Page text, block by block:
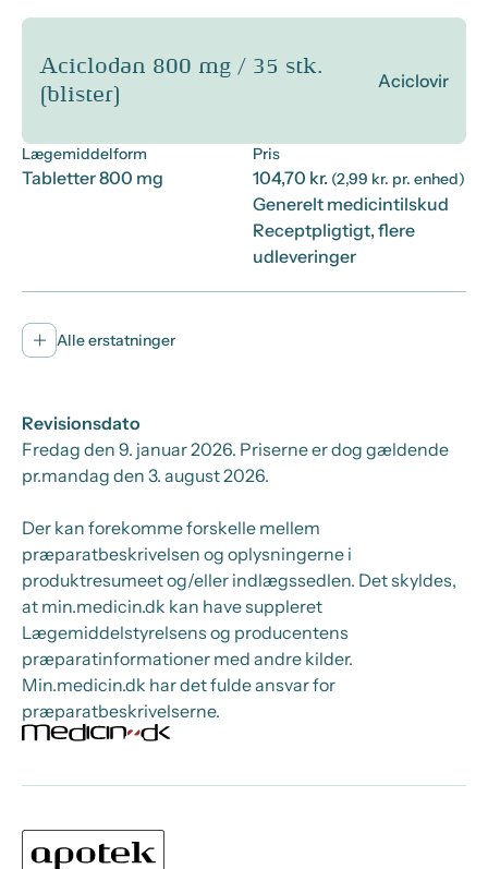
Aciclodan 800 mg / 35 stk.
(blister)
Aciclovir
Lægemiddelform
Tabletter 800 mg
Pris
104,70 kr. (2,99 kr. pr. enhed)
Generelt medicintilskud
Receptpligtigt, flere
udleveringer
Alle erstatninger
Revisionsdato
Fredag den 9. januar 2026. Priserne er dog gældende
pr.mandag den 3. august 2026.
Der kan forekomme forskelle mellem
præparatbeskrivelsen og oplysningerne i
produktresumeet og/eller indlægssedlen. Det skyldes,
at min.medicin.dk kan have suppleret
Lægemiddelstyrelsens og producentens
præparatinformationer med andre kilder.
Min.medicin.dk har det fulde ansvar for
præparatbeskrivelserne.